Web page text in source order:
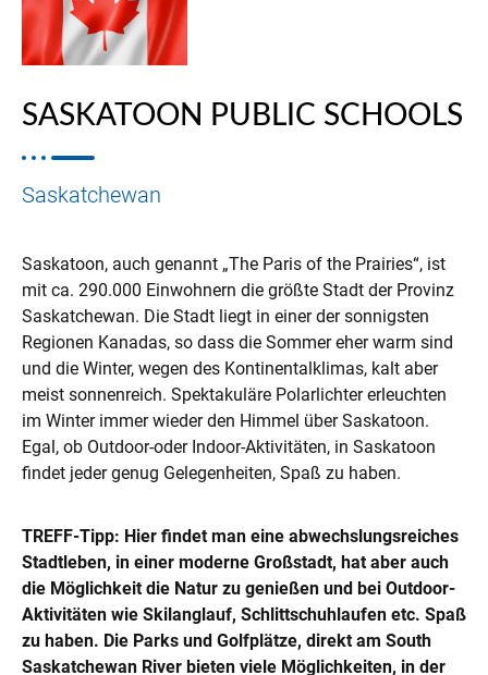
SASKATOON PUBLIC SCHOOLS
Saskatchewan
Saskatoon, auch genannt „The Paris of the Prairies“, ist
mit ca. 290.000 Einwohnern die größte Stadt der Provinz
Saskatchewan. Die Stadt liegt in einer der sonnigsten
Regionen Kanadas, so dass die Sommer eher warm sind
und die Winter, wegen des Kontinentalklimas, kalt aber
meist sonnenreich. Spektakuläre Polarlichter erleuchten
im Winter immer wieder den Himmel über Saskatoon.
Egal, ob Outdoor-oder Indoor-Aktivitäten, in Saskatoon
findet jeder genug Gelegenheiten, Spaß zu haben.
TREFF-Tipp: Hier findet man eine abwechslungsreiches
Stadtleben, in einer moderne Großstadt, hat aber auch
die Möglichkeit die Natur zu genießen und bei Outdoor-
Aktivitäten wie Skilanglauf, Schlittschuhlaufen etc. Spaß
zu haben. Die Parks und Golfplätze, direkt am South
Saskatchewan River bieten viele Möglichkeiten, in der